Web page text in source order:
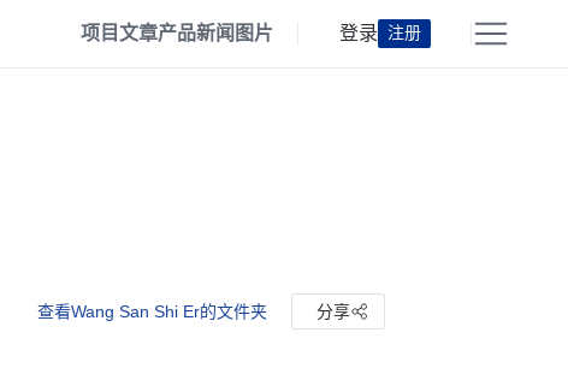
项目文章产品新闻 图片 登录 注册
查看Wang San Shi Er的文件夹 分享